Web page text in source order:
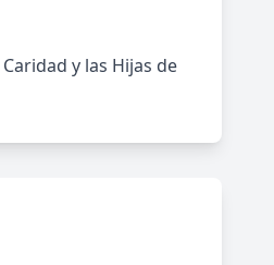
y las Hijas de